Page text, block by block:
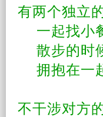
有两个独立
一起找小
散步的时
拥抱在一
不干涉对方